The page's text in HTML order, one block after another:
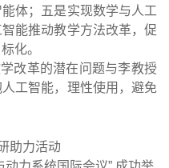
体；五是实现数学与人工
能推动教学方法改革，促
化。
改革的潜在问题与李教授
工智能，理性使用，避免
助力活动